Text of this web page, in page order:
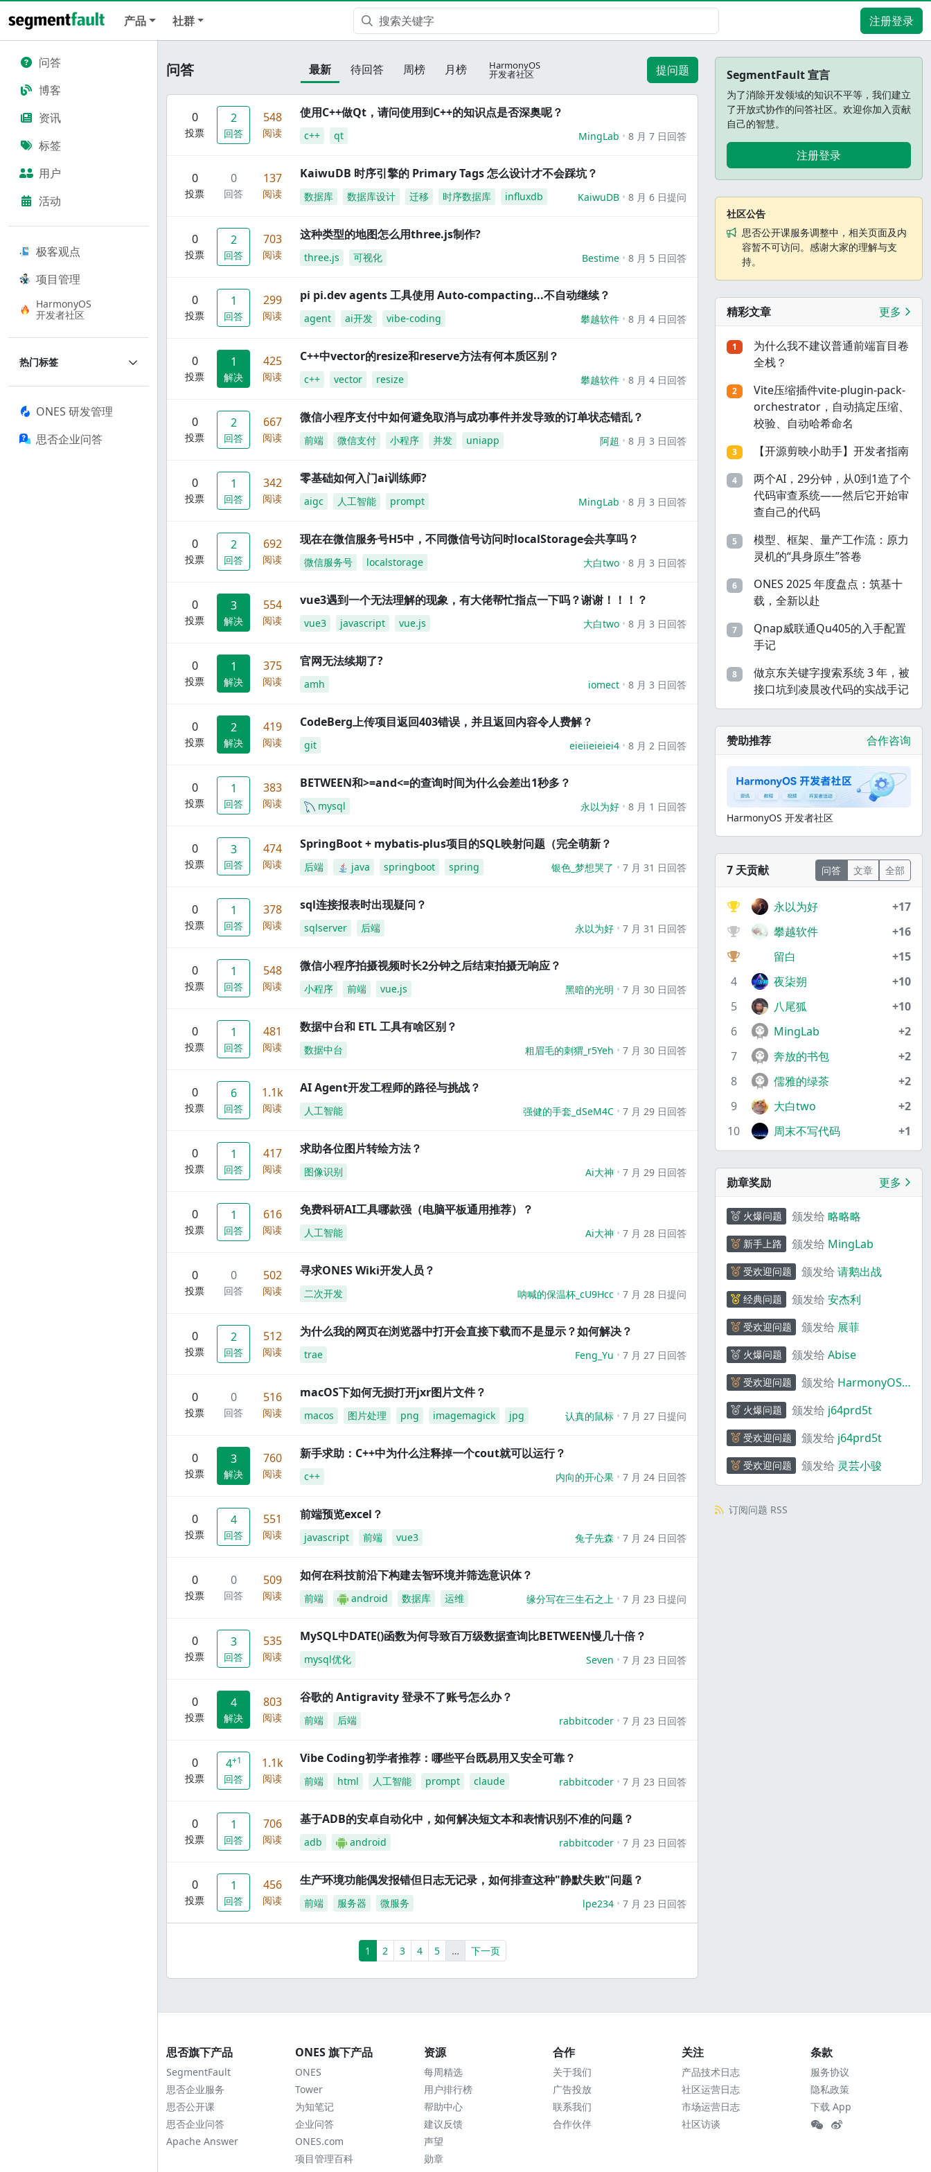
产品 社群 注册登录
问答
博客
资讯
标签
用户
活动
极客观点
项目管理
HarmonyOS
开发者社区
热门标签
ONES 研发管理
思否企业问答
问答 最新 待回答 周榜 月榜 HarmonyOS
开发者社区 提问题
0
投票
2
回答
548
阅读
使用C++做Qt，请问使用到C++的知识点是否深奥呢？
c++ qt MingLab 8 月 7 日回答
0
投票
0
回答
137
阅读
KaiwuDB 时序引擎的 Primary Tags 怎么设计才不会踩坑？
数据库 数据库设计 迁移 时序数据库 influxdb KaiwuDB 8 月 6 日提问
0
投票
2
回答
703
阅读
这种类型的地图怎么用three.js制作?
three.js 可视化 Bestime 8 月 5 日回答
0
投票
1
回答
299
阅读
pi pi.dev agents 工具使用 Auto-compacting...不自动继续？
agent ai开发 vibe-coding 攀越软件 8 月 4 日回答
0
投票
1
解决
425
阅读
C++中vector的resize和reserve方法有何本质区别？
c++ vector resize 攀越软件 8 月 4 日回答
0
投票
2
回答
667
阅读
微信小程序支付中如何避免取消与成功事件并发导致的订单状态错乱？
前端 微信支付 小程序 并发 uniapp 阿超 8 月 3 日回答
0
投票
1
回答
342
阅读
零基础如何入门ai训练师?
aigc 人工智能 prompt MingLab 8 月 3 日回答
0
投票
2
回答
692
阅读
现在在微信服务号H5中，不同微信号访问时localStorage会共享吗？
微信服务号 localstorage 大白two 8 月 3 日回答
0
投票
3
解决
554
阅读
vue3遇到一个无法理解的现象，有大佬帮忙指点一下吗？谢谢！！！？
vue3 javascript vue.js 大白two 8 月 3 日回答
0
投票
1
解决
375
阅读
官网无法续期了?
amh iomect 8 月 3 日回答
0
投票
2
解决
419
阅读
CodeBerg上传项目返回403错误，并且返回内容令人费解？
git eieiieieiei4 8 月 2 日回答
0
投票
1
回答
383
阅读
BETWEEN和>=and<=的查询时间为什么会差出1秒多？
mysql 永以为好 8 月 1 日回答
0
投票
3
回答
474
阅读
SpringBoot + mybatis-plus项目的SQL映射问题（完全萌新？
后端 java springboot spring 银色_梦想哭了 7 月 31 日回答
0
投票
1
回答
378
阅读
sql连接报表时出现疑问？
sqlserver 后端 永以为好 7 月 31 日回答
0
投票
1
回答
548
阅读
微信小程序拍摄视频时长2分钟之后结束拍摄无响应？
小程序 前端 vue.js 黑暗的光明 7 月 30 日回答
0
投票
1
回答
481
阅读
数据中台和 ETL 工具有啥区别？
数据中台 粗眉毛的刺猬_r5Yeh 7 月 30 日回答
0
投票
6
回答
1.1k
阅读
AI Agent开发工程师的路径与挑战？
人工智能 强健的手套_dSeM4C 7 月 29 日回答
0
投票
1
回答
417
阅读
求助各位图片转绘方法？
图像识别 Ai大神 7 月 29 日回答
0
投票
1
回答
616
阅读
免费科研AI工具哪款强（电脑平板通用推荐）？
人工智能 Ai大神 7 月 28 日回答
0
投票
0
回答
502
阅读
寻求ONES Wiki开发人员？
二次开发 呐喊的保温杯_cU9Hcc 7 月 28 日提问
0
投票
2
回答
512
阅读
为什么我的网页在浏览器中打开会直接下载而不是显示？如何解决？
trae Feng_Yu 7 月 27 日回答
0
投票
0
回答
516
阅读
macOS下如何无损打开jxr图片文件？
macos 图片处理 png imagemagick jpg 认真的鼠标 7 月 27 日提问
0
投票
3
解决
760
阅读
新手求助：C++中为什么注释掉一个cout就可以运行？
c++ 内向的开心果 7 月 24 日回答
0
投票
4
回答
551
阅读
前端预览excel？
javascript 前端 vue3 兔子先森 7 月 24 日回答
0
投票
0
回答
509
阅读
如何在科技前沿下构建去智环境并筛选意识体？
前端 android 数据库 运维 缘分写在三生石之上 7 月 23 日提问
0
投票
3
回答
535
阅读
MySQL中DATE()函数为何导致百万级数据查询比BETWEEN慢几十倍？
mysql优化 Seven 7 月 23 日回答
0
投票
4
解决
803
阅读
谷歌的 Antigravity 登录不了账号怎么办？
前端 后端 rabbitcoder 7 月 23 日回答
0
投票
4+1
回答
1.1k
阅读
Vibe Coding初学者推荐：哪些平台既易用又安全可靠？
前端 html 人工智能 prompt claude rabbitcoder 7 月 23 日回答
0
投票
1
回答
706
阅读
基于ADB的安卓自动化中，如何解决短文本和表情识别不准的问题？
adb android rabbitcoder 7 月 23 日回答
0
投票
1
回答
456
阅读
生产环境功能偶发报错但日志无记录，如何排查这种"静默失败"问题？
前端 服务器 微服务 lpe234 7 月 23 日回答
1 (current)
2 3 4 5 …More下一页
SegmentFault 宣言
为了消除开发领域的知识不平等，我们建立
了开放式协作的问答社区。欢迎你加入贡献
自己的智慧。
注册登录
社区公告
思否公开课服务调整中，相关页面及内
容暂不可访问。感谢大家的理解与支
持。
精彩文章 更多
1
为什么我不建议普通前端盲目卷
全栈？
2
Vite压缩插件vite-plugin-pack-
orchestrator，自动搞定压缩、
校验、自动哈希命名
3 【开源剪映小助手】开发者指南
4
两个AI，29分钟，从0到1造了个
代码审查系统——然后它开始审
查自己的代码
5
模型、框架、量产工作流：原力
灵机的“具身原生”答卷
6
ONES 2025 年度盘点：筑基十
载，全新以赴
7
Qnap威联通Qu405的入手配置
手记
8
做京东关键字搜索系统 3 年，被
接口坑到凌晨改代码的实战手记
赞助推荐 合作咨询
HarmonyOS 开发者社区
7 天贡献 问答 文章 全部
永以为好
+17
攀越软件
+16
留白
+15
4
夜柒朔
+10
5
八尾狐
+10
6
MingLab
+2
7
奔放的书包
+2
8
儒雅的绿茶
+2
9
大白two
+2
10
周末不写代码 +1
勋章奖励 更多
火爆问题 颁发给 略略略
新手上路 颁发给 MingLab
受欢迎问题 颁发给 请鹅出战
经典问题 颁发给 安杰利
受欢迎问题 颁发给 展菲
火爆问题 颁发给 Abise
受欢迎问题 颁发给 HarmonyOS
火爆问题 颁发给 j64prd5t
受欢迎问题 颁发给 j64prd5t
受欢迎问题 颁发给 灵芸小骏
订阅问题 RSS
思否旗下产品
SegmentFault
思否企业服务
思否公开课
思否企业问答
Apache Answer
ONES 旗下产品
ONES
Tower
为知笔记
企业问答
ONES.com
项目管理百科
资源
每周精选
用户排行榜
帮助中心
建议反馈
声望
勋章
合作
关于我们
广告投放
联系我们
合作伙伴
关注
产品技术日志
社区运营日志
市场运营日志
社区访谈
条款
服务协议
隐私政策
下载 App